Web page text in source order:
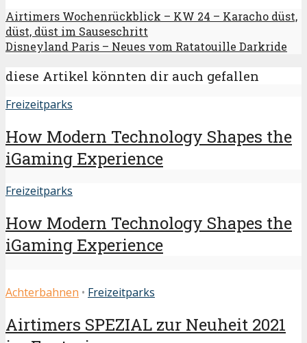
Airtimers Wochenrückblick – KW 24 – Karacho düst,
düst, düst im Sauseschritt
Disneyland Paris – Neues vom Ratatouille Darkride
diese Artikel könnten dir auch gefallen
Freizeitparks
How Modern Technology Shapes the
iGaming Experience
Freizeitparks
How Modern Technology Shapes the
iGaming Experience
Achterbahnen • Freizeitparks
Airtimers SPEZIAL zur Neuheit 2021